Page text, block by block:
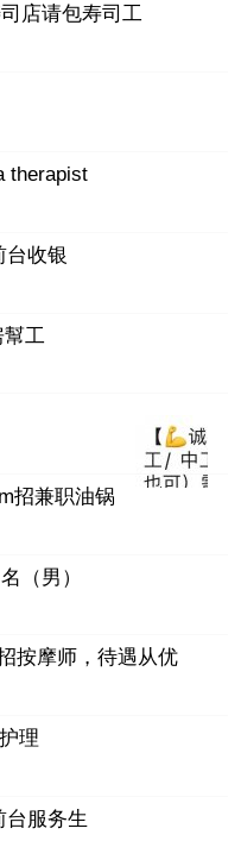
店请包寿司工
therapist
台收银
工
招兼职油锅
（男）
按摩师，待遇从优
理
台服务生